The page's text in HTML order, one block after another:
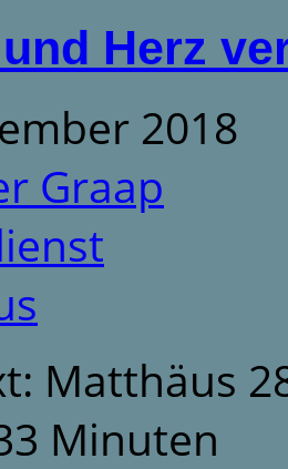
Herz
2018
Graap
Matthäus
Minuten